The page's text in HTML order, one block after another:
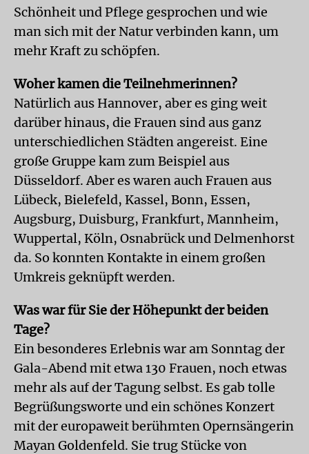
Schönheit und Pflege gesprochen und wie
man sich mit der Natur verbinden kann, um
mehr Kraft zu schöpfen.
Woher kamen die Teilnehmerinnen?
Natürlich aus Hannover, aber es ging weit
darüber hinaus, die Frauen sind aus ganz
unterschiedlichen Städten angereist. Eine
große Gruppe kam zum Beispiel aus
Düsseldorf. Aber es waren auch Frauen aus
Lübeck, Bielefeld, Kassel, Bonn, Essen,
Augsburg, Duisburg, Frankfurt, Mannheim,
Wuppertal, Köln, Osnabrück und Delmenhorst
da. So konnten Kontakte in einem großen
Umkreis geknüpft werden.
Was war für Sie der Höhepunkt der beiden
Tage?
Ein besonderes Erlebnis war am Sonntag der
Gala-Abend mit etwa 130 Frauen, noch etwas
mehr als auf der Tagung selbst. Es gab tolle
Begrüßungsworte und ein schönes Konzert
mit der europaweit berühmten Opernsängerin
Mayan Goldenfeld. Sie trug Stücke von